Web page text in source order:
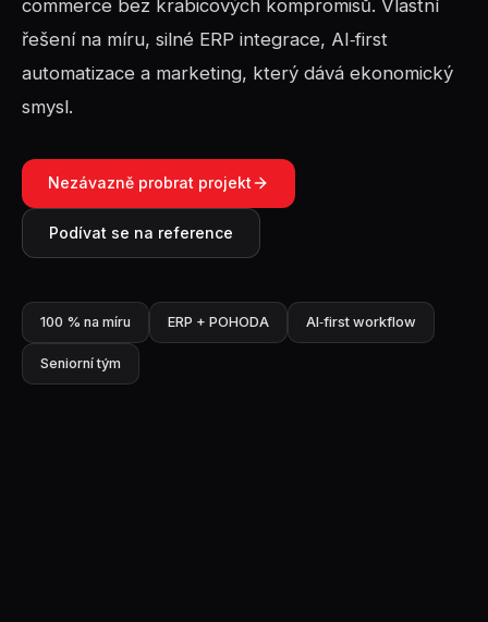
commerce bez krabicových kompromisů. Vlastní
řešení na míru, silné ERP integrace, AI‑first
automatizace a marketing, který dává ekonomický
smysl.
Nezávazně probrat projekt
Podívat se na reference
100 % na míru ERP + POHODA AI‑first workflow
Seniorní tým